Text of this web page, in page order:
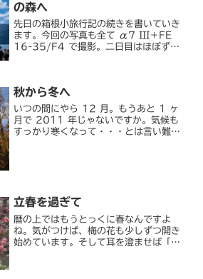
の森へ
先日の箱根小旅行記の続きを書いていき
ます。今回の写真も全て α7 III＋FE
16-35/F4 で撮影。二日目はほぼずっ
バスには遭遇...
秋から冬へ
いつの間にやら 12 月。もうあと 1 ヶ
月で 2011 年じゃないですか。気候も
すっかり寒くなって・・・とは言い難
立春を過ぎて
暦の上ではもうとっくに春なんですよ
ね。気がつけば、梅の花も少しずつ開き
始めています。そして耳を澄ませば「ツ